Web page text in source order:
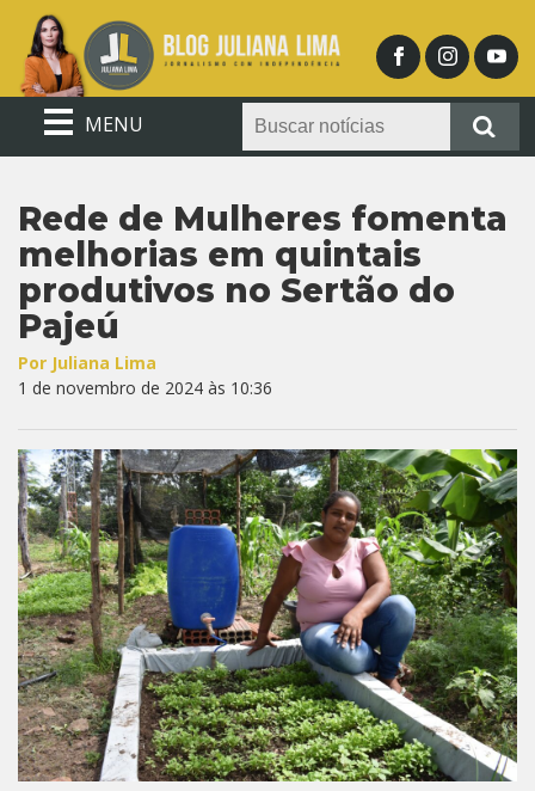
MENU
Rede de Mulheres fomenta
melhorias em quintais
produtivos no Sertão do
Pajeú
Por Juliana Lima
1 de novembro de 2024 às 10:36